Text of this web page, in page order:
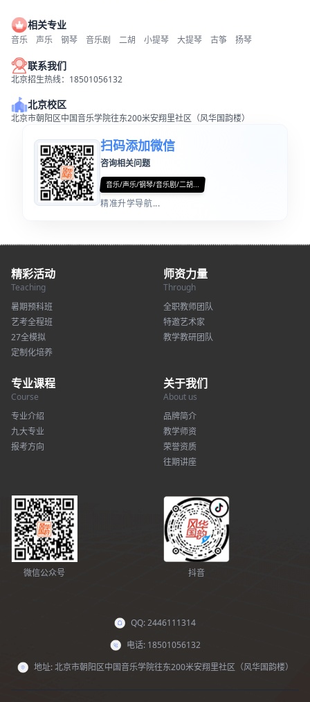
相关专业
音乐 声乐 钢琴 音乐剧 二胡 小提琴 大提琴 古筝 扬琴
联系我们
北京招生热线：18501056132
北京校区
北京市朝阳区中国音乐学院往东200米安翔里社区（风华国韵楼）
扫码添加微信
咨询相关问题
音乐/声乐/钢琴/音乐剧/二胡...
精准升学导航...
精彩活动
Teaching
暑期预科班
艺考全程班
27全模拟
定制化培养
师资力量
Through
全职教师团队
特邀艺术家
教学教研团队
专业课程
Course
专业介绍
九大专业
报考方向
关于我们
About us
品牌简介
教学师资
荣誉资质
往期讲座
微信公众号 抖音
QQ: 2446111314
电话: 18501056132
地址: 北京市朝阳区中国音乐学院往东200米安翔里社区（风华国韵楼）